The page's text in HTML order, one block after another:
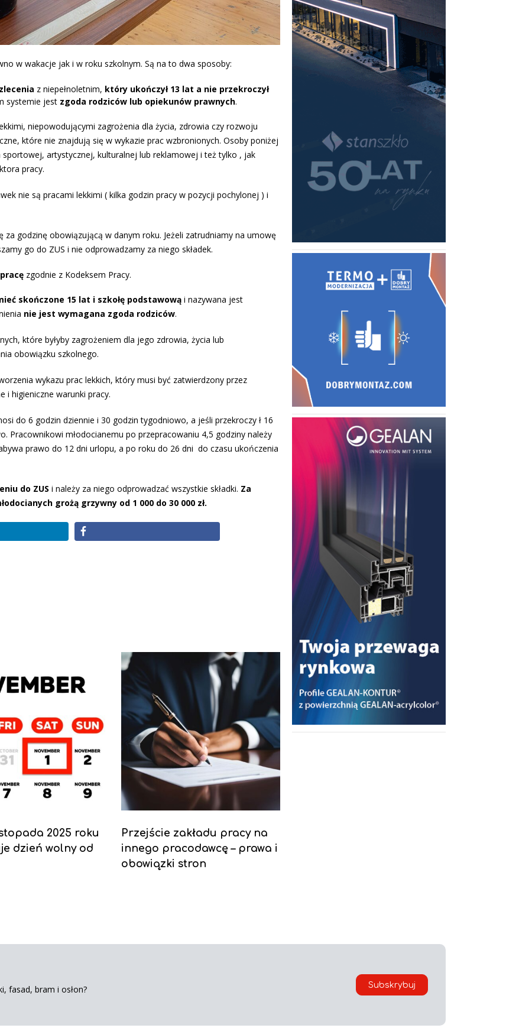
w wakacje jak i w roku szkolnym. Są na to dwa sposoby:
z niepełnoletnim, który ukończył 13 lat a nie przekroczył
systemie jest zgoda rodziców lub opiekunów prawnych.
niepowodującymi zagrożenia dla życia, zdrowia czy rozwoju
które nie znajdują się w wykazie prac wzbronionych. Osoby poniżej
artystycznej, kulturalnej lub reklamowej i też tylko , jak
pracy.
nie są pracami lekkimi ( kilka godzin pracy w pozycji pochylonej ) i
godzinę obowiązującą w danym roku. Jeżeli zatrudniamy na umowę
go do ZUS i nie odprowadzamy za niego składek.
zgodnie z Kodeksem Pracy.
skończone 15 lat i szkołę podstawową i nazywana jest
nie jest wymagana zgoda rodziców.
które byłyby zagrożeniem dla jego zdrowia, życia lub
obowiązku szkolnego.
wykazu prac lekkich, który musi być zatwierdzony przez
i higieniczne warunki pracy.
do 6 godzin dziennie i 30 godzin tygodniowo, a jeśli przekroczy ł 16
Pracownikowi młodocianemu po przepracowaniu 4,5 godziny należy
prawo do 12 dni urlopu, a po roku do 26 dni do czasu ukończenia
do ZUS i należy za niego odprowadzać wszystkie składki. Za
grożą grzywny od 1 000 do 30 000 zł.
2025 roku
dzień wolny od
Przejście zakładu pracy na
innego pracodawcę – prawa i
obowiązki stron
fasad, bram i osłon?
Subskrybuj